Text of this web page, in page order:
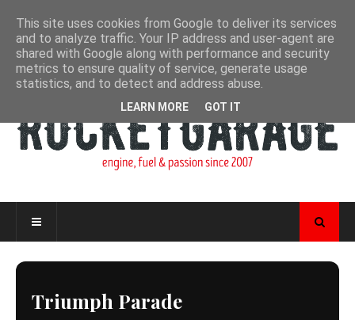
Triumph Parade
This site uses cookies from Google to deliver its services
and to analyze traffic. Your IP address and user-agent are
shared with Google along with performance and security
metrics to ensure quality of service, generate usage
statistics, and to detect and address abuse.
LEARN MORE GOT IT